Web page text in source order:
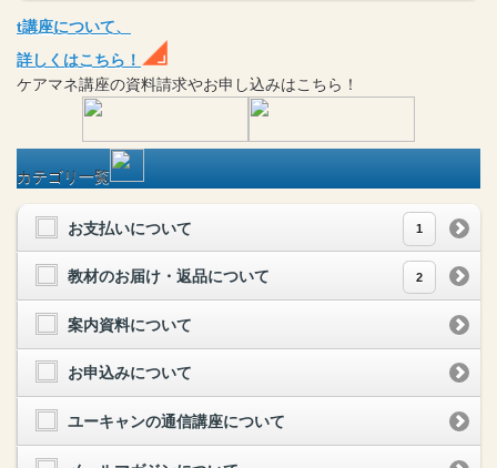
t講座について、
詳しくはこちら！
ケアマネ講座の資料請求やお申し込みはこちら！
カテゴリ一覧
お支払いについて 1
教材のお届け・返品について 2
案内資料について
お申込みについて
ユーキャンの通信講座について